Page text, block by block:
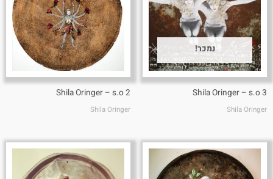
נמכר!
Shila Oringer – s.o 3
Shila Oringer
Shila Oringer – s.o 2
Shila Oringer